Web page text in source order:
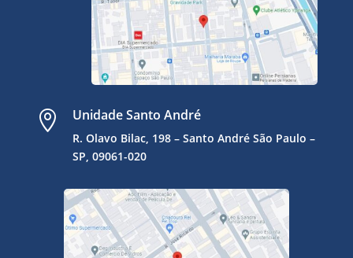
 Unidade Santo André
R. Olavo Bilac, 198 – Santo André São Paulo –
SP, 09061-020